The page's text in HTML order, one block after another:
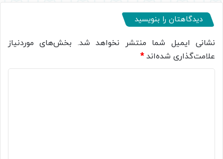
دیدگاهتان را بنویسید
نشانی ایمیل شما منتشر نخواهد شد. بخش‌های موردنیاز
علامت‌گذاری شده‌اند*